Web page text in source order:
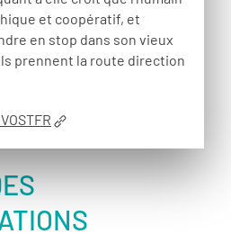
et coopératif, et
en stop dans son vieux
prennent la route direction